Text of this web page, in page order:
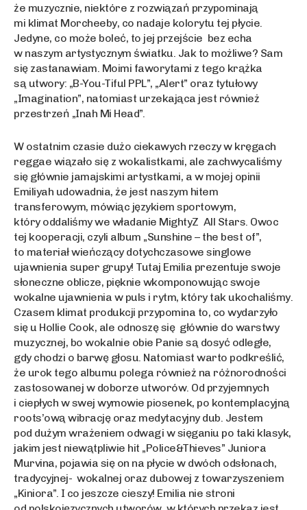
że muzycznie, niektóre z rozwiązań przypominają
mi klimat Morcheeby, co nadaje kolorytu tej płycie.
Jedyne, co może boleć, to jej przejście bez echa
w naszym artystycznym światku. Jak to możliwe? Sam
się zastanawiam. Moimi faworytami z tego krążka
są utwory: „B-You-Tiful PPL”, „Alert” oraz tytułowy
„Imagination”, natomiast urzekająca jest również
przestrzeń „Inah Mi Head”.
W ostatnim czasie dużo ciekawych rzeczy w kręgach
reggae wiązało się z wokalistkami, ale zachwycaliśmy
się głównie jamajskimi artystkami, a w mojej opinii
Emiliyah udowadnia, że jest naszym hitem
transferowym, mówiąc językiem sportowym,
który oddaliśmy we władanie MightyZ All Stars. Owoc
tej kooperacji, czyli album „Sunshine – the best of”,
to materiał wieńczący dotychczasowe singlowe
ujawnienia super grupy! Tutaj Emilia prezentuje swoje
słoneczne oblicze, pięknie wkomponowując swoje
wokalne ujawnienia w puls i rytm, który tak ukochaliśmy.
Czasem klimat produkcji przypomina to, co wydarzyło
się u Hollie Cook, ale odnoszę się głównie do warstwy
muzycznej, bo wokalnie obie Panie są dosyć odległe,
gdy chodzi o barwę głosu. Natomiast warto podkreślić,
że urok tego albumu polega również na różnorodności
zastosowanej w doborze utworów. Od przyjemnych
i ciepłych w swej wymowie piosenek, po kontemplacyjną
roots’ową wibrację oraz medytacyjny dub. Jestem
pod dużym wrażeniem odwagi w sięganiu po taki klasyk,
jakim jest niewątpliwie hit „Police&Thieves” Juniora
Murvina, pojawia się on na płycie w dwóch odsłonach,
tradycyjnej- wokalnej oraz dubowej z towarzyszeniem
„Kiniora”. I co jeszcze cieszy! Emilia nie stroni